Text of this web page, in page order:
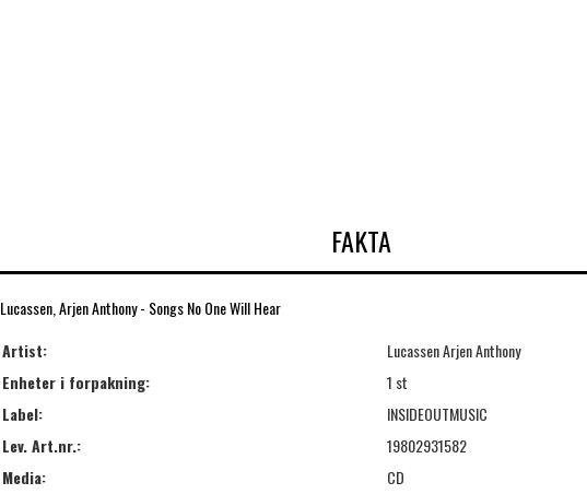
FAKTA
Lucassen, Arjen Anthony - Songs No One Will Hear
Artist:
Lucassen Arjen Anthony
Enheter i forpakning:
1 st
Label:
INSIDEOUTMUSIC
Lev. Art.nr.:
19802931582
Media:
CD